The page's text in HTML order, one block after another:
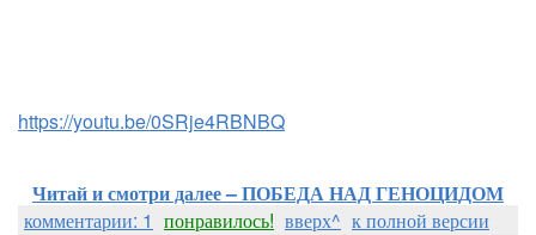
https://youtu.be/0SRje4RBNBQ
Читай и смотри далее – ПОБЕДА НАД ГЕНОЦИДОМ
комментарии: 1 понравилось! вверх^ к полной версии